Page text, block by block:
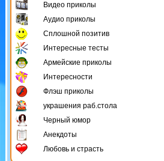
Видео приколы
Аудио приколы
Сплошной позитив
Интересные тесты
Армейские приколы
Интересности
Флэш приколы
украшения раб.стола
Черный юмор
Анекдоты
Любовь и страсть